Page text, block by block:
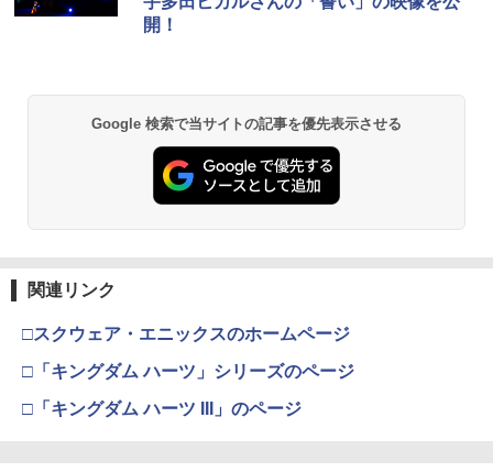
開！
Google 検索で当サイトの記事を優先表示させる
関連リンク
□スクウェア・エニックスのホームページ
□「キングダム ハーツ」シリーズのページ
□「キングダム ハーツ III」のページ